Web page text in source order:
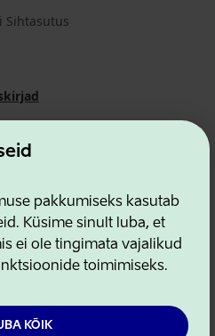
pakkumiseks kasutab
Küsime sinult luba, et
ei ole tingimata vajalikud
toimimiseks.
KÕIK
Sihtasutus